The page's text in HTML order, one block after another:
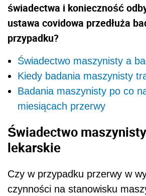
świadectwa i konieczność
ustawa covidowa przedłuża
przypadku?
Świadectwo maszynisty a
Kiedy badania maszynisty
Badania maszynisty po co
miesiącach przerwy
Świadectwo
lekarskie
Czy w przypadku przerwy w
czynności na stanowisku